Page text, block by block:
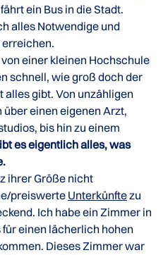
ein Bus in die Stadt.
alles Notwendige und
einer kleinen Hochschule
schnell, wie groß doch der
alles gibt. Von unzähligen
über einen eigenen Arzt,
bis hin zu einem
es eigentlich alles, was
ihrer Größe nicht
preiswerte Unterkünftezu
Ich habe ein Zimmer in
einen lächerlich hohen
Dieses Zimmer war